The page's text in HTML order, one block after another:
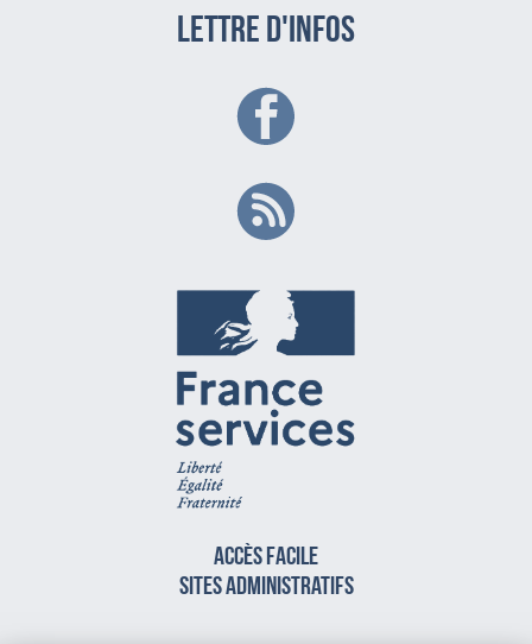
LETTRE D'INFOS
Accès facile
sites administratifs